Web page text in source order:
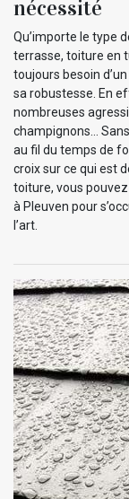
nécessité
Qu’importe le type
terrasse, toiture en
toujours besoin
sa robustesse. En
nombreuses
champignons…
au fil du temps de
croix sur ce qui est
toiture, vous
à Pleuven pour
l’art.